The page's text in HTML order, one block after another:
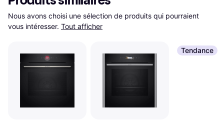
Nous avons choisi une sélection de produits qui pourraient
vous intéresser. Tout afficher
Tendance